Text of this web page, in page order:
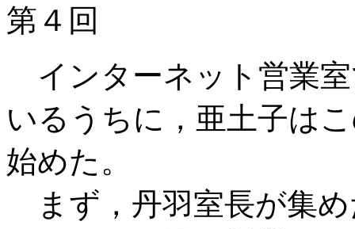
第４回
インターネット営業
いるうちに，亜土子は
始めた。
まず，丹羽室長が集